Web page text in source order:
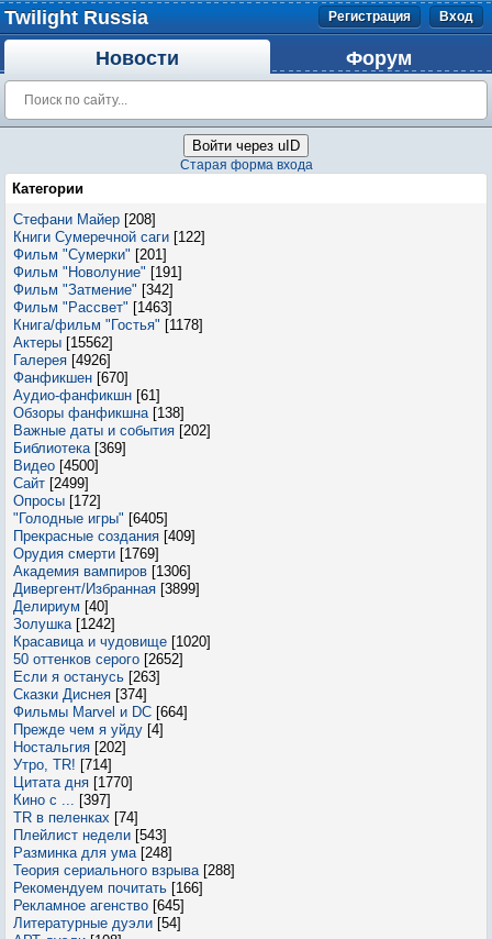
Twilight Russia Регистрация Вход
Новости Форум
Войти через uID
Старая форма входа
Категории
Стефани Майер [208]
Книги Сумеречной саги [122]
Фильм "Сумерки" [201]
Фильм "Новолуние" [191]
Фильм "Затмение" [342]
Фильм "Рассвет" [1463]
Книга/фильм "Гостья" [1178]
Актеры [15562]
Галерея [4926]
Фанфикшен [670]
Аудио-фанфикшн [61]
Обзоры фанфикшна [138]
Важные даты и события [202]
Библиотека [369]
Видео [4500]
Сайт [2499]
Опросы [172]
"Голодные игры" [6405]
Прекрасные создания [409]
Орудия смерти [1769]
Академия вампиров [1306]
Дивергент/Избранная [3899]
Делириум [40]
Золушка [1242]
Красавица и чудовище [1020]
50 оттенков серого [2652]
Если я останусь [263]
Сказки Диснея [374]
Фильмы Marvel и DC [664]
Прежде чем я уйду [4]
Ностальгия [202]
Утро, TR! [714]
Цитата дня [1770]
Кино с ... [397]
TR в пеленках [74]
Плейлист недели [543]
Разминка для ума [248]
Теория сериального взрыва [288]
Рекомендуем почитать [166]
Рекламное агенство [645]
Литературные дуэли [54]